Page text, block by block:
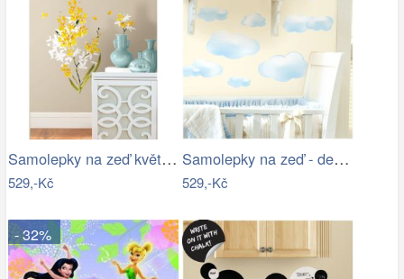
Samolepky na zeď květiny Zlatý déšť
529,-Kč
Samolepky na zeď - dekorace obrázky…
529,-Kč
- 32%